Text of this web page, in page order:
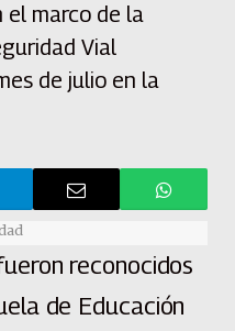
marco de la
Vial
de julio en la
reconocidos
de Educación